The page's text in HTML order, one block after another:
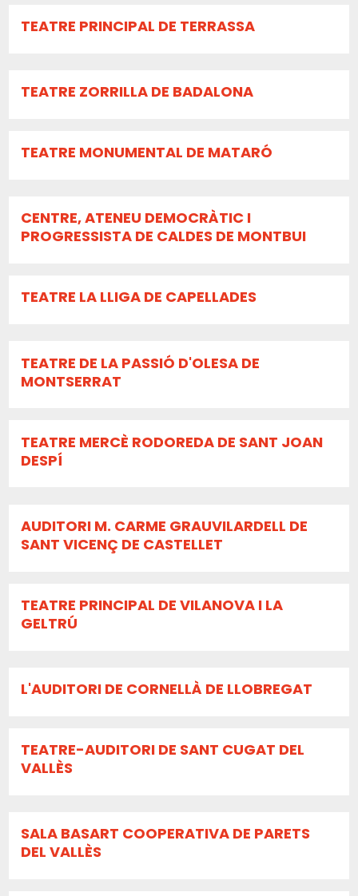
TEATRE PRINCIPAL DE TERRASSA
TEATRE ZORRILLA DE BADALONA
TEATRE MONUMENTAL DE MATARÓ
CENTRE, ATENEU DEMOCRÀTIC I
PROGRESSISTA DE CALDES DE MONTBUI
TEATRE LA LLIGA DE CAPELLADES
TEATRE DE LA PASSIÓ D'OLESA DE
MONTSERRAT
TEATRE MERCÈ RODOREDA DE SANT JOAN
DESPÍ
AUDITORI M. CARME GRAUVILARDELL DE
SANT VICENÇ DE CASTELLET
TEATRE PRINCIPAL DE VILANOVA I LA
GELTRÚ
L'AUDITORI DE CORNELLÀ DE LLOBREGAT
TEATRE-AUDITORI DE SANT CUGAT DEL
VALLÈS
SALA BASART COOPERATIVA DE PARETS
DEL VALLÈS